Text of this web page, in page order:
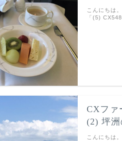
こんにちは
「(5)
CXファ
(2) 坪
こんにちは